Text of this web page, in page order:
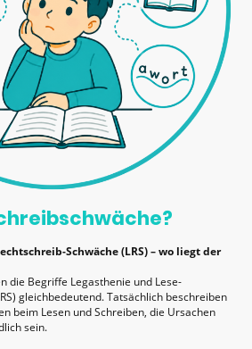
Schwäche (LRS) – wo liegt der
die Begriffe Legasthenie und Lese-
gleichbedeutend. Tatsächlich beschreiben
beim Lesen und Schreiben, die Ursachen
sein.